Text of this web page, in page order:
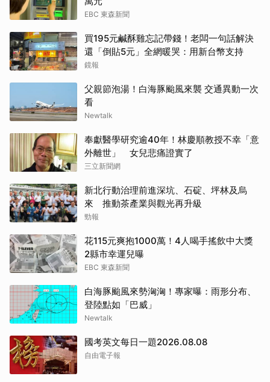
EBC 東森新聞
買195元鹹酥雞忘記帶錢！老闆一句話解決
還「倒貼5元」全網暖哭：用新台幣支持
鏡報
父親節泡湯！白海豚颱風來襲 交通異動一次
看
Newtalk
奉獻醫學研究逾40年！林慶順教授不幸「意
外離世」 女兒悲痛證實了
三立新聞網
新北行動治理前進深坑、石碇、坪林及烏
來 推動茶產業與觀光再升級
勁報
花115元爽抱1000萬！4人喝手搖飲中大獎
2縣市幸運兒曝
EBC 東森新聞
白海豚颱風來勢洶洶！專家曝：雨形分布、
登陸點如「巴威」
Newtalk
國考英文每日一題2026.08.08
自由電子報